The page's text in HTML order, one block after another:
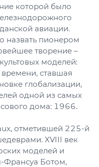
которой было
авиации.
назвать пионером
творение –
моделей:
ставшая
глобализации,
одной из самых
дома: 1966.
отметившей 225-й
XVIII век
моделей и
Франсуа Ботом,